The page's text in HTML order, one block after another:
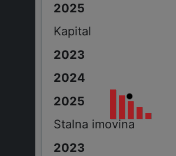
Kapital
Stalna imovina